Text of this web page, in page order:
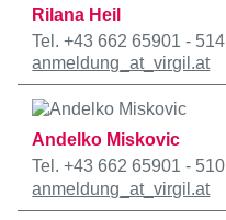
Rilana Heil
Tel. +43 662 65901 - 514
anmeldung _at_virgil.at
Andelko Miskovic
Tel. +43 662 65901 - 510
anmeldung _at_virgil.at